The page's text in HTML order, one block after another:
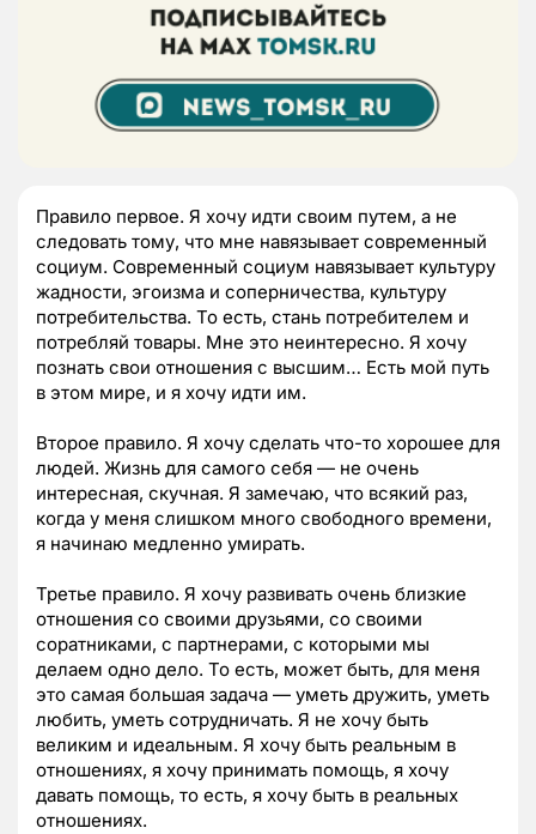
Правило первое. Я хочу идти своим путем, а не
следовать тому, что мне навязывает современный
социум. Современный социум навязывает культуру
жадности, эгоизма и соперничества, культуру
потребительства. То есть, стань потребителем и
потребляй товары. Мне это неинтересно. Я хочу
познать свои отношения с высшим… Есть мой путь
в этом мире, и я хочу идти им.
Второе правило. Я хочу сделать что-то хорошее для
людей. Жизнь для самого себя — не очень
интересная, скучная. Я замечаю, что всякий раз,
когда у меня слишком много свободного времени,
я начинаю медленно умирать.
Третье правило. Я хочу развивать очень близкие
отношения со своими друзьями, со своими
соратниками, с партнерами, с которыми мы
делаем одно дело. То есть, может быть, для меня
это самая большая задача — уметь дружить, уметь
любить, уметь сотрудничать. Я не хочу быть
великим и идеальным. Я хочу быть реальным в
отношениях, я хочу принимать помощь, я хочу
давать помощь, то есть, я хочу быть в реальных
отношениях.